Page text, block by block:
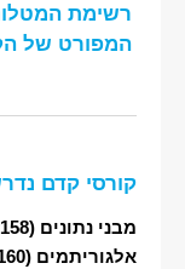
רשימת
המפורט של
קורסי קדם
מבני נתונים (03682158)
אלגוריתמים (03682160)